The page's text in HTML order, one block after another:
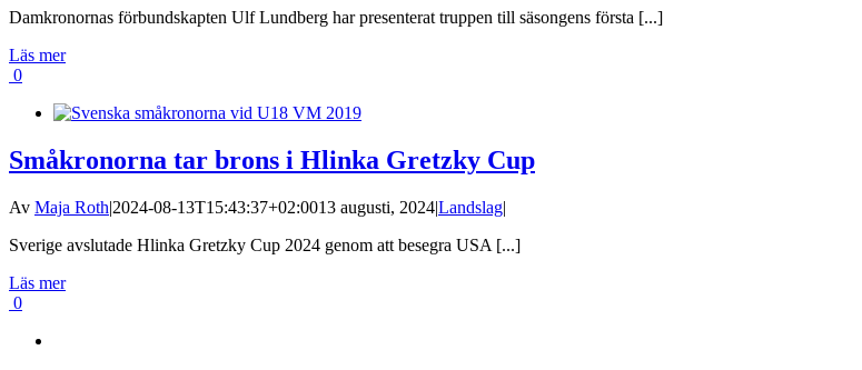
Damkronornas förbundskapten Ulf Lundberg har presenterat truppen till säsongens första [...]
Läs mer
0
Småkronorna tar brons i Hlinka Gretzky Cup
Av Maja Roth|2024-08-13T15:43:37+02:0013 augusti, 2024|Landslag|
Sverige avslutade Hlinka Gretzky Cup 2024 genom att besegra USA [...]
Läs mer
0